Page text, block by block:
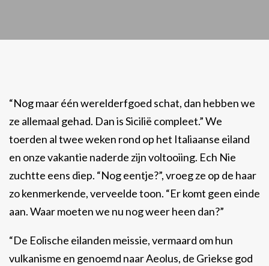
“Nog maar één werelderfgoed schat, dan hebben we
ze allemaal gehad. Dan is Sicilië compleet.” We
toerden al twee weken rond op het Italiaanse eiland
en onze vakantie naderde zijn voltooiing. Ech Nie
zuchtte eens diep. “Nog eentje?”, vroeg ze op de haar
zo kenmerkende, verveelde toon. “Er komt geen einde
aan. Waar moeten we nu nog weer heen dan?”
“De Eolische eilanden meissie, vermaard om hun
vulkanisme en genoemd naar Aeolus, de Griekse god